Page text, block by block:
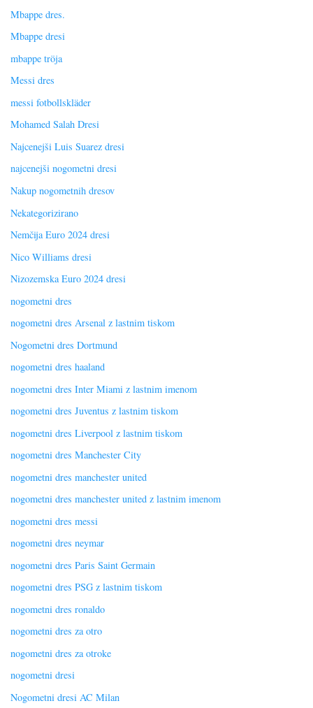
Mbappe dres.
Mbappe dresi
mbappe tröja
Messi dres
messi fotbollskläder
Mohamed Salah Dresi
Najcenejši Luis Suarez dresi
najcenejši nogometni dresi
Nakup nogometnih dresov
Nekategorizirano
Nemčija Euro 2024 dresi
Nico Williams dresi
Nizozemska Euro 2024 dresi
nogometni dres
nogometni dres Arsenal z lastnim tiskom
Nogometni dres Dortmund
nogometni dres haaland
nogometni dres Inter Miami z lastnim imenom
nogometni dres Juventus z lastnim tiskom
nogometni dres Liverpool z lastnim tiskom
nogometni dres Manchester City
nogometni dres manchester united
nogometni dres manchester united z lastnim imenom
nogometni dres messi
nogometni dres neymar
nogometni dres Paris Saint Germain
nogometni dres PSG z lastnim tiskom
nogometni dres ronaldo
nogometni dres za otro
nogometni dres za otroke
nogometni dresi
Nogometni dresi AC Milan